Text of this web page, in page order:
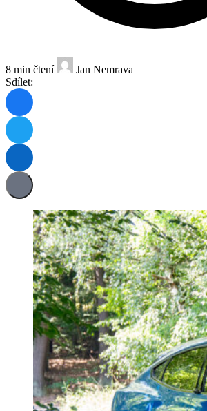
8 min čtení
Jan Nemrava
Sdílet: